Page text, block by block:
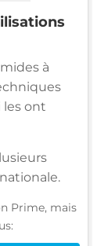
à
ont
Prime, mais